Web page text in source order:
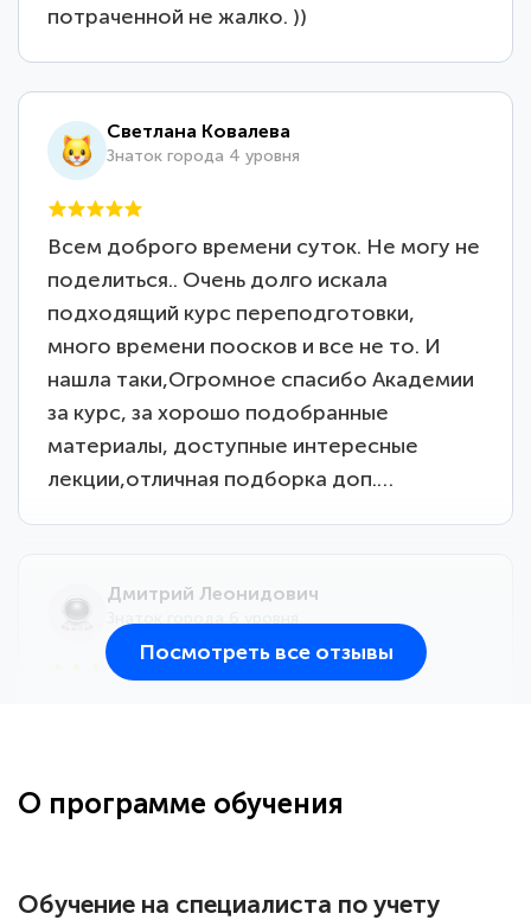
потраченной не жалко. ))
Светлана Ковалева
Знаток города 4 уровня
Всем доброго времени суток. Не могу не
поделиться.. Очень долго искала
подходящий курс переподготовки,
много времени поосков и все не то. И
нашла таки,Огромное спасибо Академии
за курс, за хорошо подобранные
материалы, доступные интересные
лекции,отличная подборка доп.…
Дмитрий Леонидович
большое количество методических
Посмотреть все отзывы
О программе обучения
Обучение на специалиста по учету